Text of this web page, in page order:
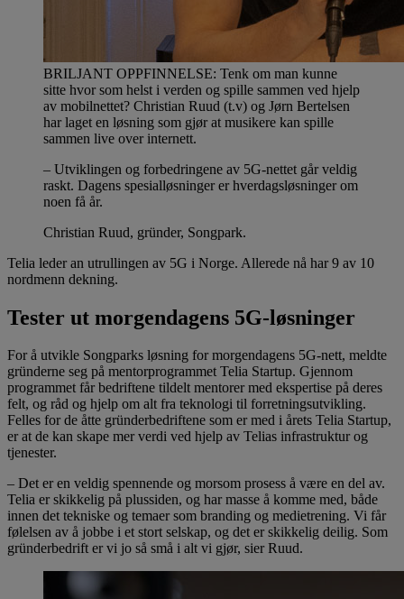
BRILJANT OPPFINNELSE: Tenk om man kunne
sitte hvor som helst i verden og spille sammen ved hjelp
av mobilnettet? Christian Ruud (t.v) og Jørn Bertelsen
har laget en løsning som gjør at musikere kan spille
sammen live over internett.
– Utviklingen og forbedringene av 5G-nettet går veldig
raskt. Dagens spesialløsninger er hverdagsløsninger om
noen få år.
Christian Ruud, gründer, Songpark.
Telia leder an utrullingen av 5G i Norge. Allerede nå har 9 av 10
nordmenn dekning.
Tester ut morgendagens 5G-løsninger
For å utvikle Songparks løsning for morgendagens 5G-nett, meldte
gründerne seg på mentorprogrammet Telia Startup. Gjennom
programmet får bedriftene tildelt mentorer med ekspertise på deres
felt, og råd og hjelp om alt fra teknologi til forretningsutvikling.
Felles for de åtte gründerbedriftene som er med i årets Telia Startup,
er at de kan skape mer verdi ved hjelp av Telias infrastruktur og
tjenester.
– Det er en veldig spennende og morsom prosess å være en del av.
Telia er skikkelig på plussiden, og har masse å komme med, både
innen det tekniske og temaer som branding og medietrening. Vi får
følelsen av å jobbe i et stort selskap, og det er skikkelig deilig. Som
gründerbedrift er vi jo så små i alt vi gjør, sier Ruud.